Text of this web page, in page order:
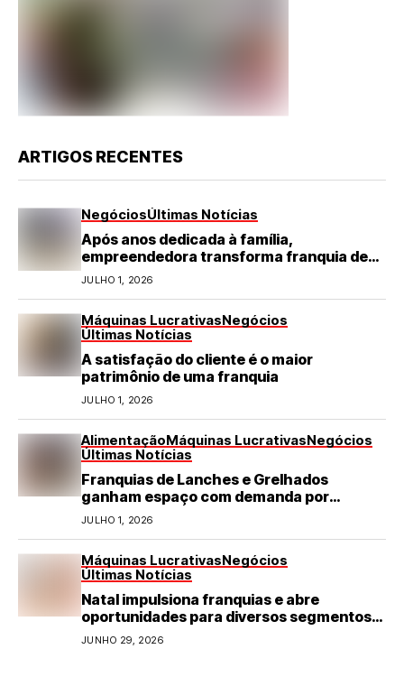
ARTIGOS RECENTES
NegóciosÚltimas Notícias
Após anos dedicada à família,
empreendedora transforma franquia de
turismo em negócio de destaque no RN
JULHO 1, 2026
Máquinas LucrativasNegócios
Últimas Notícias
A satisfação do cliente é o maior
patrimônio de uma franquia
JULHO 1, 2026
AlimentaçãoMáquinas LucrativasNegócios
Últimas Notícias
Franquias de Lanches e Grelhados
ganham espaço com demanda por
refeições rápidas e de qualidade
JULHO 1, 2026
Máquinas LucrativasNegócios
Últimas Notícias
Natal impulsiona franquias e abre
oportunidades para diversos segmentos
do varejo
JUNHO 29, 2026